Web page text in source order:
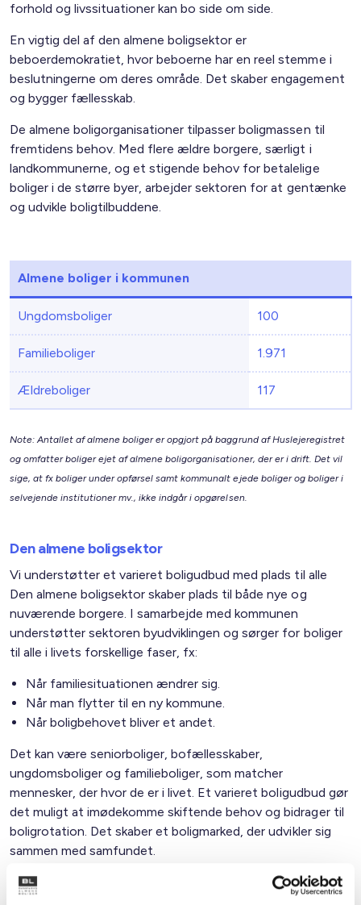
forhold og livssituationer kan bo side om side.
En vigtig del af den almene boligsektor er
beboerdemokratiet, hvor beboerne har en reel stemme i
beslutningerne om deres område. Det skaber engagement
og bygger fællesskab.
De almene boligorganisationer tilpasser boligmassen til
fremtidens behov. Med flere ældre borgere, særligt i
landkommunerne, og et stigende behov for betalelige
boliger i de større byer, arbejder sektoren for at gentænke
og udvikle boligtilbuddene.
Almene boliger i kommunen
Ungdomsboliger 100
Familieboliger 1.971
Ældreboliger 117
Note: Antallet af almene boliger er opgjort på baggrund af Huslejeregistret
og omfatter boliger ejet af almene boligorganisationer, der er i drift. Det vil
sige, at fx boliger under opførsel samt kommunalt ejede boliger og boliger i
selvejende institutioner mv., ikke indgår i opgørelsen.
Den almene boligsektor
Vi understøtter et varieret boligudbud med plads til alle
Den almene boligsektor skaber plads til både nye og
nuværende borgere. I samarbejde med kommunen
understøtter sektoren byudviklingen og sørger for boliger
til alle i livets forskellige faser, fx:
Når familiesituationen ændrer sig.
Når man flytter til en ny kommune.
Når boligbehovet bliver et andet.
Det kan være seniorboliger, bofællesskaber,
ungdomsboliger og familieboliger, som matcher
mennesker, der hvor de er i livet. Et varieret boligudbud gør
det muligt at imødekomme skiftende behov og bidrager til
boligrotation. Det skaber et boligmarked, der udvikler sig
sammen med samfundet.
Familietyper i de almene boliger i kommunen